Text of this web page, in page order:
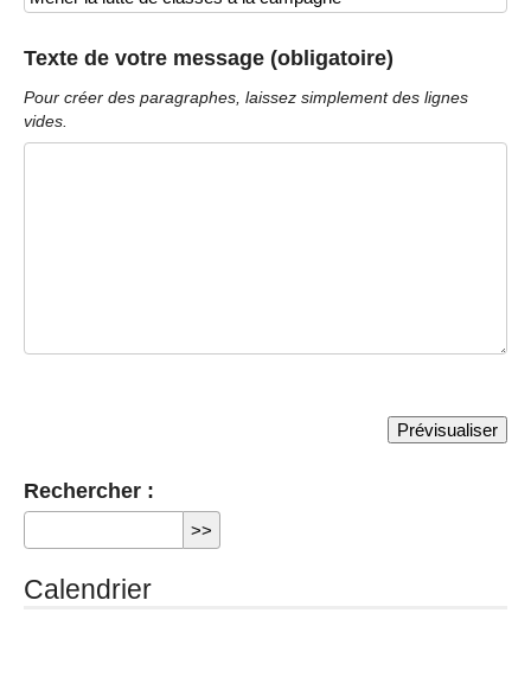
Texte de votre message (obligatoire)
Pour créer des paragraphes, laissez simplement des lignes
vides.
Rechercher :
Calendrier